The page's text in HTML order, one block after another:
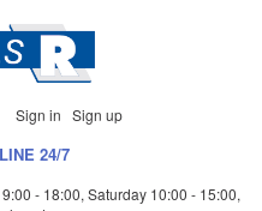
Sign in Sign up
24/7
- 18:00, Saturday 10:00 - 15:00,